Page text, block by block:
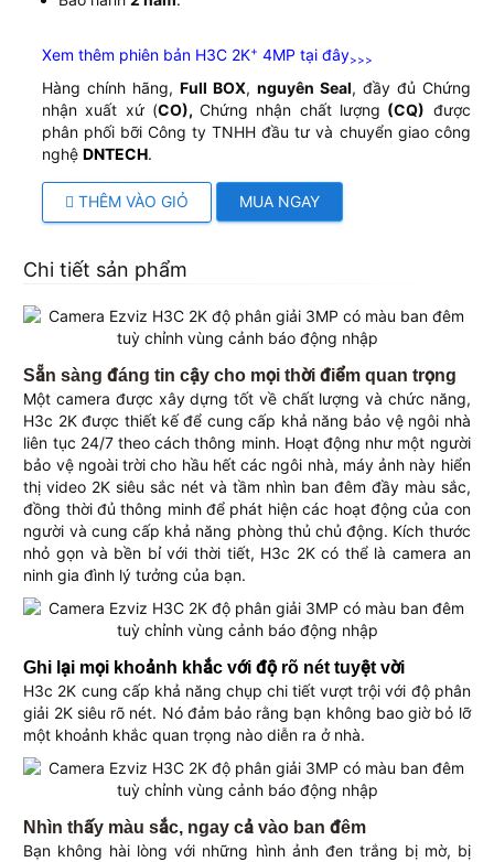
Xem thêm phiên bản H3C 2K+ 4MP tại đây>>>
Hàng chính hãng, Full BOX, nguyên Seal, đầy đủ Chứng
nhận xuất xứ (CO),Chứng nhận chất lượng (CQ) được
phân phối bỡi Công ty TNHH đầu tư và chuyển giao công
nghệ DNTECH.
THÊM VÀO GIỎ MUA NGAY
Chi tiết sản phẩm
Sẵn sàng đáng tin cậy cho mọi thời điểm quan trọng
Một camera được xây dựng tốt về chất lượng và chức năng,
H3c 2K được thiết kế để cung cấp khả năng bảo vệ ngôi nhà
liên tục 24/7 theo cách thông minh. Hoạt động như một người
bảo vệ ngoài trời cho hầu hết các ngôi nhà, máy ảnh này hiển
thị video 2K siêu sắc nét và tầm nhìn ban đêm đầy màu sắc,
đồng thời đủ thông minh để phát hiện các hoạt động của con
người và cung cấp khả năng phòng thủ chủ động. Kích thước
nhỏ gọn và bền bỉ với thời tiết, H3c 2K có thể là camera an
ninh gia đình lý tưởng của bạn.
Ghi lại mọi khoảnh khắc với độ rõ nét tuyệt vời
H3c 2K cung cấp khả năng chụp chi tiết vượt trội với độ phân
giải 2K siêu rõ nét. Nó đảm bảo rằng bạn không bao giờ bỏ lỡ
một khoảnh khắc quan trọng nào diễn ra ở nhà.
Nhìn thấy màu sắc, ngay cả vào ban đêm
Bạn không hài lòng với những hình ảnh đen trắng bị mờ, bị